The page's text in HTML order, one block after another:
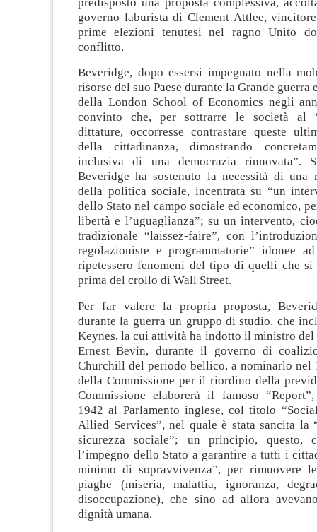
governo laburista di Clement Attlee,
prime elezioni tenutesi nel ragno Unito
conflitto.
Beveridge, dopo essersi impegnato nella
risorse del suo Paese durante la Grande guerra
della London School of Economics negli
convinto che, per sottrarre le società al
dittature, occorresse contrastare queste
della cittadinanza, dimostrando
inclusiva di una democrazia rinnovata”.
Beveridge ha sostenuto la necessità di
della politica sociale, incentrata su “un
dello Stato nel campo sociale ed economico,
libertà e l’uguaglianza”; su un intervento,
tradizionale “laissez-faire”, con
regolazioniste e programmatorie” idonee
ripetessero fenomeni del tipo di quelli che
prima del crollo di Wall Street.
Per far valere la propria proposta,
durante la guerra un gruppo di studio, che
Keynes, la cui attività ha indotto il ministro
Ernest Bevin, durante il governo di
Churchill del periodo bellico, a nominarlo nel
della Commissione per il riordino della
Commissione elaborerà il famoso
1942 al Parlamento inglese, col titolo
Allied Services”, nel quale è stata sancita la
sicurezza sociale”; un principio, questo,
l’impegno dello Stato a garantire a tutti i
minimo di sopravvivenza”, per rimuovere
piaghe (miseria, malattia, ignoranza,
disoccupazione), che sino ad allora
dignità umana.